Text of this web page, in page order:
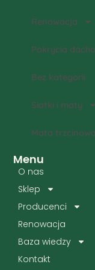
Menu
O nas
Sklep
Producenci
Renowacja
Baza wiedzy
Kontakt
Renowacja
Pokrycia
Bez kategorii
Siatki i maty
Mata trzcinowa